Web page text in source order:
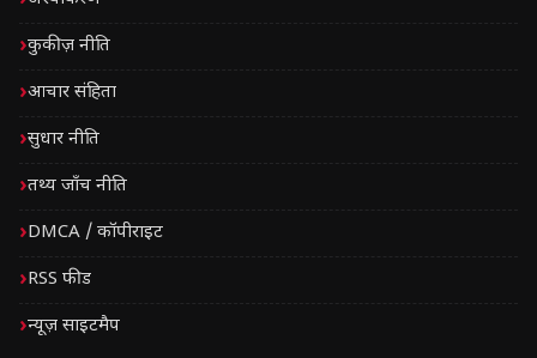
कुकीज़ नीति
आचार संहिता
सुधार नीति
तथ्य जाँच नीति
DMCA / कॉपीराइट
RSS फीड
न्यूज़ साइटमैप